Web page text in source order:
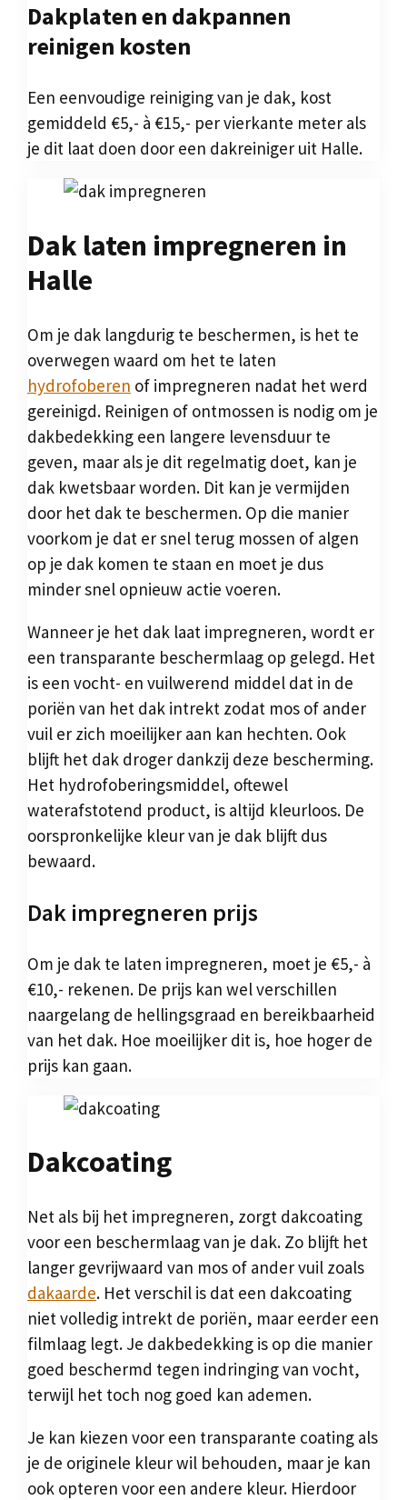
Dakplaten en dakpannen
reinigen kosten
Een eenvoudige reiniging van je dak, kost
gemiddeld €5,- à €15,- per vierkante meter als
je dit laat doen door een dakreiniger uit Halle.
Dak laten impregneren in
Halle
Om je dak langdurig te beschermen, is het te
overwegen waard om het te laten
hydrofoberen of impregneren nadat het werd
gereinigd. Reinigen of ontmossen is nodig om je
dakbedekking een langere levensduur te
geven, maar als je dit regelmatig doet, kan je
dak kwetsbaar worden. Dit kan je vermijden
door het dak te beschermen. Op die manier
voorkom je dat er snel terug mossen of algen
op je dak komen te staan en moet je dus
minder snel opnieuw actie voeren.
Wanneer je het dak laat impregneren, wordt er
een transparante beschermlaag op gelegd. Het
is een vocht- en vuilwerend middel dat in de
poriën van het dak intrekt zodat mos of ander
vuil er zich moeilijker aan kan hechten. Ook
blijft het dak droger dankzij deze bescherming.
Het hydrofoberingsmiddel, oftewel
waterafstotend product, is altijd kleurloos. De
oorspronkelijke kleur van je dak blijft dus
bewaard.
Dak impregneren prijs
Om je dak te laten impregneren, moet je €5,- à
€10,- rekenen. De prijs kan wel verschillen
naargelang de hellingsgraad en bereikbaarheid
van het dak. Hoe moeilijker dit is, hoe hoger de
prijs kan gaan.
Dakcoating
Net als bij het impregneren, zorgt dakcoating
voor een beschermlaag van je dak. Zo blijft het
langer gevrijwaard van mos of ander vuil zoals
dakaarde. Het verschil is dat een dakcoating
niet volledig intrekt de poriën, maar eerder een
filmlaag legt. Je dakbedekking is op die manier
goed beschermd tegen indringing van vocht,
terwijl het toch nog goed kan ademen.
Je kan kiezen voor een transparante coating als
je de originele kleur wil behouden, maar je kan
ook opteren voor een andere kleur. Hierdoor